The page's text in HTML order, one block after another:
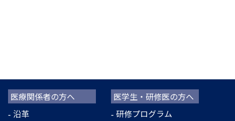
医療関係者の方へ
沿革
医学生・研修医の方へ
研修プログラム